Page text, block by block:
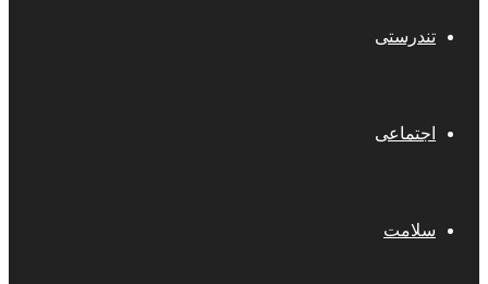
تندرستی
اجتماعی
سلامت